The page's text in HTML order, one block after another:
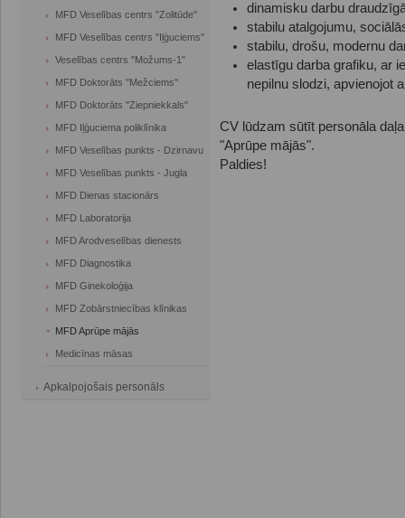
MFD Veselības centrs "Zolitūde"
MFD Veselības centrs "Iļģuciems"
Veselības centrs "Možums-1"
MFD Doktorāts "Mežciems"
MFD Doktorāts "Ziepniekkals"
MFD Iļģuciema poliklīnika
MFD Veselības punkts - Dzirnavu
MFD Veselības punkts - Jugla
MFD Dienas stacionārs
MFD Laboratorija
MFD Arodveselības dienests
MFD Diagnostika
MFD Ginekoloģija
MFD Zobārstniecības klīnikas
MFD Aprūpe mājās
Medicīnas māsas
Apkalpojošais personāls
dinamisku darbu
stabilu atalgojumu,
stabilu, drošu, modernu
elastīgu darba grafiku, ar
nepilnu slodzi, apvienojot
CV lūdzam sūtīt personāla
"Aprūpe mājās".
Paldies!